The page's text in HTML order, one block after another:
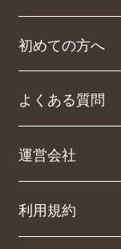
初めての方へ
よくある質問
運営会社
利用規約